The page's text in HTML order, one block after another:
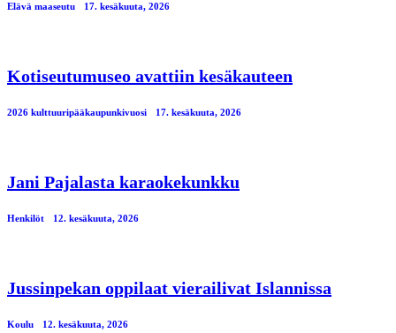
Elävä maaseutu 17. kesäkuuta, 2026
Kotiseutumuseo avattiin kesäkauteen
2026 kulttuuripääkaupunkivuosi 17. kesäkuuta, 2026
Jani Pajalasta karaokekunkku
Henkilöt 12. kesäkuuta, 2026
Jussinpekan oppilaat vierailivat Islannissa
Koulu 12. kesäkuuta, 2026